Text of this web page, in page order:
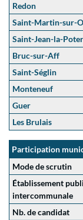
Redon
Saint-Martin-sur-
Saint-Jean-la-
Bruc-sur-Aff
Saint-Séglin
Monteneuf
Guer
Les Brulais
Participation
Mode de scrutin
Établissement
intercommunale
Nb. de candidat